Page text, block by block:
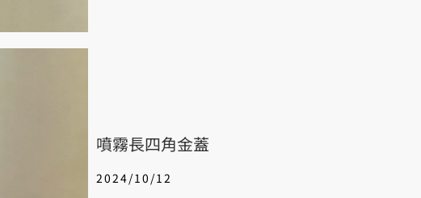
噴霧長四角金蓋
2024/10/12